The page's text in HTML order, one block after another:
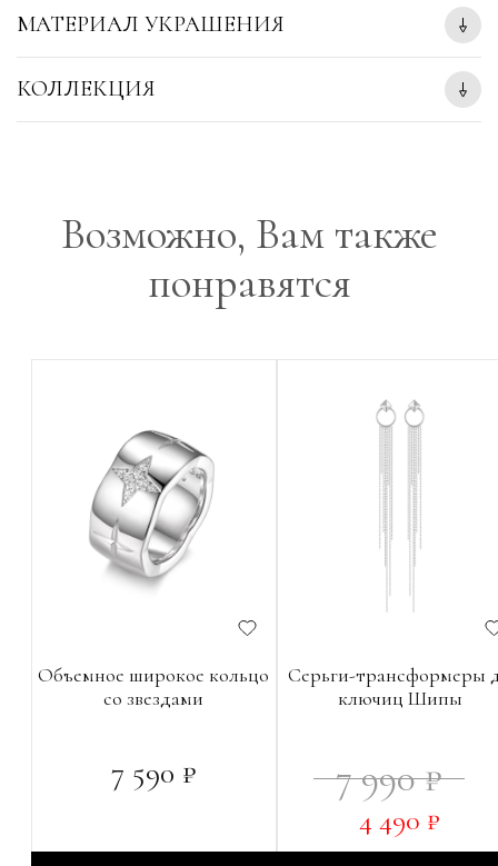
МАТЕРИАЛ УКРАШЕНИЯ
КОЛЛЕКЦИЯ
Возможно, Вам также
понравятся
Объемное широкое кольцо
со звездами
7 590 ₽
Серьги-трансформеры
ключиц Шипы
7 990 ₽
4 490 ₽